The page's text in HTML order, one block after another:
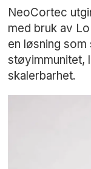
NeoCortec
med bruk av
en løsning som
støyimmunitet,
skalerbarhet.